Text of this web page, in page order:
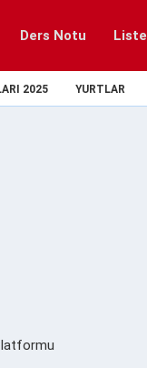
Ders Notu Liste
2025 YURTLAR